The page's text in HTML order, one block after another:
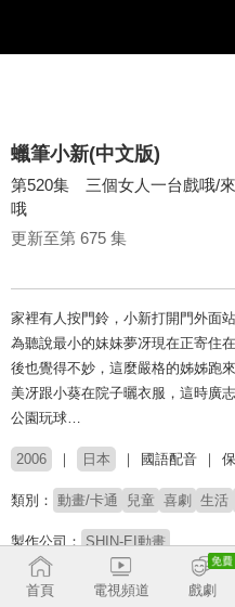
蠟筆小新(中文版)
第520集 三個女人一台戲哦/
哦
更新至第 675 集
家裡有人按門鈴，小新打開門外面
為聽說最小的妹妹夢冴現在正寄住
後也覺得不妙，這麼嚴格的姊姊跑
美冴跟小葵在院子曬衣服，這時廣
公園玩球…
2006 日本 國語配音
類別： 動畫/卡通 兒童 喜劇 生活
製作公司： SHIN-EI動畫
導演： Mitsuru Hongo 原恵一
首頁 電視頻道 戲劇